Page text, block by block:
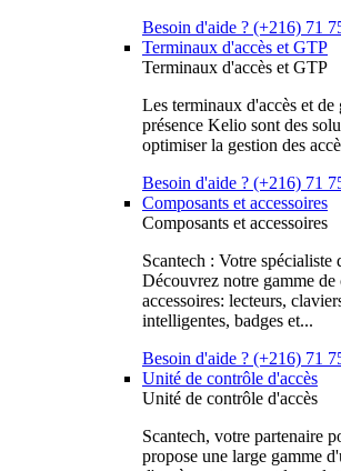
Besoin d'aide ? (+216) 71
Terminaux d'accès et GTP
Terminaux d'accès et GTP
Les terminaux d'accès et de
présence Kelio sont des
optimiser la gestion des
Besoin d'aide ? (+216) 71
Composants et accessoires
Composants et accessoires
Scantech : Votre spécialiste
Découvrez notre gamme de
accessoires: lecteurs,
intelligentes, badges et...
Besoin d'aide ? (+216) 71
Unité de contrôle d'accès
Unité de contrôle d'accès
Scantech, votre partenaire
propose une large gamme